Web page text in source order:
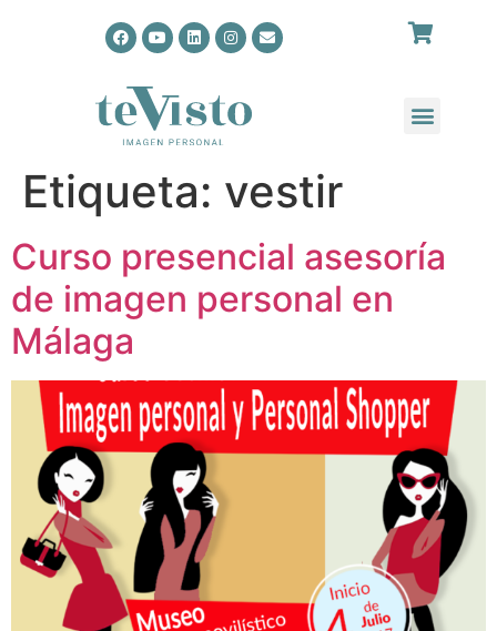
Etiqueta: vestir
Curso presencial asesoría
de imagen personal en
Málaga